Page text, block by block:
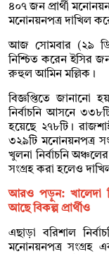
৪০৭ জন প্রার্থী
মনোনয়নপত্র দাখিল
আজ সোমবার (২৯
নিশ্চিত করেন ইসির
রুহুল আমিন মল্লিক।
বিজ্ঞপ্তিতে জানানো
নির্বাচনি আসনে
হয়েছে ২৭৮টি।
৩২৯টি মনোনয়নপত্র
খুলনা নির্বাচনি
সংগ্রহ করা হলেও
আরও পড়ুন:
আছে বিকল্প প্রার্থীও
এছাড়া বরিশাল
মনোনয়নপত্র সংগ্রহ